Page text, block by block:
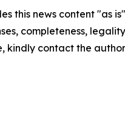
this news content "as
completeness,
kindly contact the